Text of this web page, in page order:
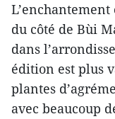
du côté de Bùi
dans
édition est plus
plantes
avec beaucoup